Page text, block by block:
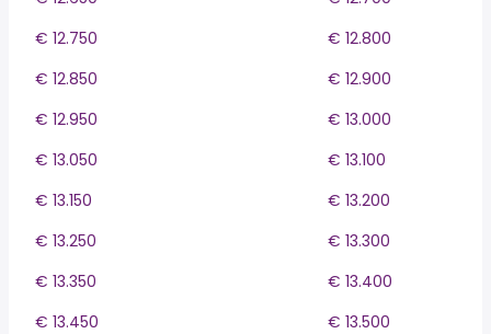
€ 12.750
€ 12.800
€ 12.850
€ 12.900
€ 12.950
€ 13.000
€ 13.050
€ 13.100
€ 13.150
€ 13.200
€ 13.250
€ 13.300
€ 13.350
€ 13.400
€ 13.450
€ 13.500